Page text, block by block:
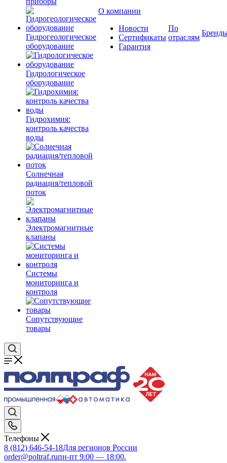
Гидрогеологическое
оборудование
Гидрологическое
оборудование
Гидрохимия:
контроль качества
воды
Солнечная
радиация/тепловой
поток
Электромагнитные
клапаны
Системы
мониторинга и
контроля
Сопутствующие
товары
О компании
Новости
Сертификаты
Гарантия
По
отраслям
Телефоны
8 (812) 646-54-18Для регионов России
order@poltraf.ruпн-пт 9:00 — 18:00.